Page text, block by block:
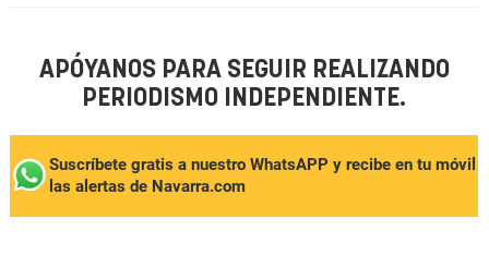
APÓYANOS PARA SEGUIR REALIZANDO
PERIODISMO INDEPENDIENTE.
Suscríbete gratis a nuestro WhatsAPP y recibe en tu móvil
las alertas de Navarra.com